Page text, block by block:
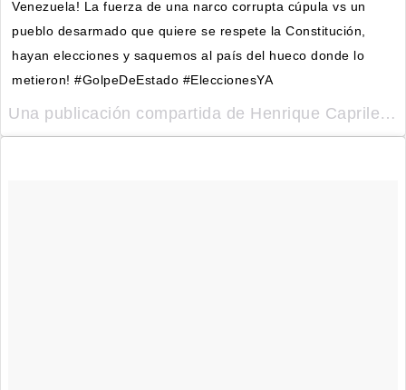
Venezuela! La fuerza de una narco corrupta cúpula vs un
pueblo desarmado que quiere se respete la Constitución,
hayan elecciones y saquemos al país del hueco donde lo
metieron! #GolpeDeEstado #EleccionesYA
Una publicación compartida de Henrique Capriles Radonski (@hcapriles) el